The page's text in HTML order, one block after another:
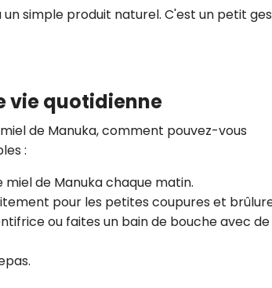
simple produit naturel. C'est un petit
vie quotidienne
de Manuka, comment pouvez-vous
:
miel de Manuka chaque matin.
pour les petites coupures et
ou faites un bain de bouche avec de